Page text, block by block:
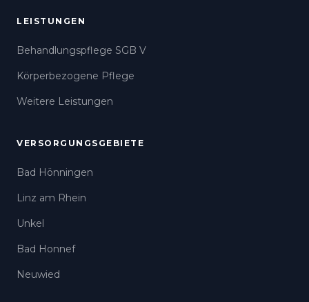
LEISTUNGEN
Behandlungspflege SGB V
Körperbezogene Pflege
Weitere Leistungen
VERSORGUNGSGEBIETE
Bad Hönningen
Linz am Rhein
Unkel
Bad Honnef
Neuwied